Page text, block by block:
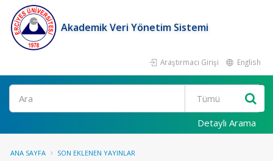
Akademik Veri Yönetim Sistemi
Araştırmacı Girişi English
Ara
Detaylı Arama
ANA SAYFA SON EKLENEN YAYINLAR